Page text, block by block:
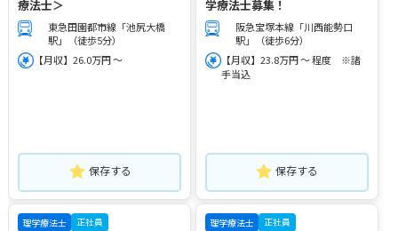
療法士＞
東急田園都市線「池尻大橋
駅」（徒歩5分）
【月収】26.0万円 ～
保存する
学療法士募集！
阪急宝塚本線「川西能勢口
駅」（徒歩6分）
【月収】23.8万円 ～ 程度 ※諸
手当込
保存する
理学療法士 正社員 理学療法士 正社員